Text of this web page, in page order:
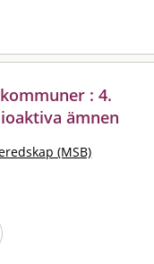
: 4.
ämnen
(MSB)